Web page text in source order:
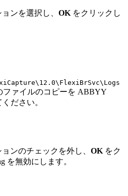
ンを選択し、 OK をクリックし
ファイルのコピーを ABBYY
ださい。
ンのチェックを外し、 OK をク
を無効にします。